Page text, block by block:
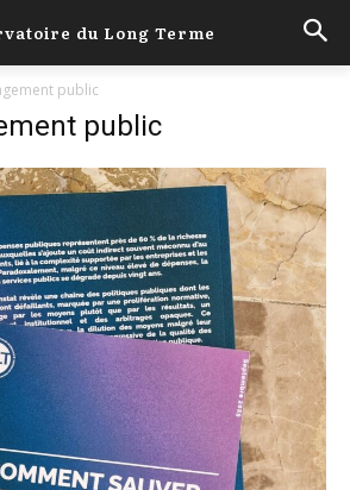
du Long Terme
public
public